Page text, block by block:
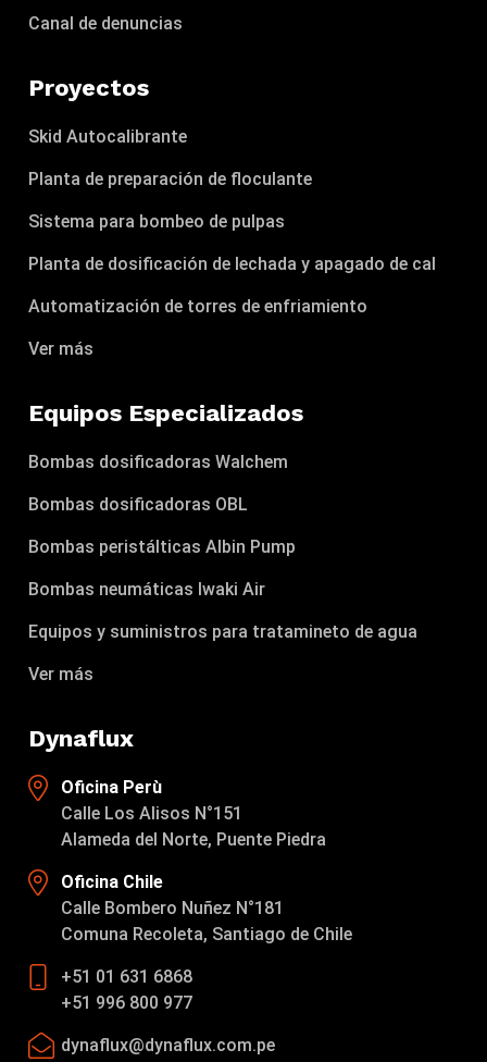
Canal de denuncias
Proyectos
Skid Autocalibrante
Planta de preparación de floculante
Sistema para bombeo de pulpas
Planta de dosificación de lechada y apagado de cal
Automatización de torres de enfriamiento
Ver más
Equipos Especializados
Bombas dosificadoras Walchem
Bombas dosificadoras OBL
Bombas peristálticas Albin Pump
Bombas neumáticas Iwaki Air
Equipos y suministros para tratamineto de agua
Ver más
Dynaflux
Oficina Perù
Calle Los Alisos N°151
Alameda del Norte, Puente Piedra
Oficina Chile
Calle Bombero Nuñez N°181
Comuna Recoleta, Santiago de Chile
+51 01 631 6868
+51 996 800 977
dynaflux@dynaflux.com.pe